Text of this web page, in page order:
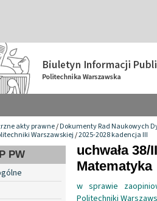
akty prawne/Dokumenty Rad Naukowych
Warszawskiej/2025-2028 kadencja III
PW
uchwała
Matematyka
w sprawie
Politechniki